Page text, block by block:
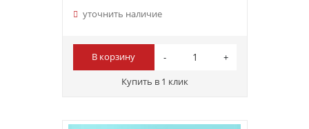
уточнить наличие
В корзину
Купить в 1 клик